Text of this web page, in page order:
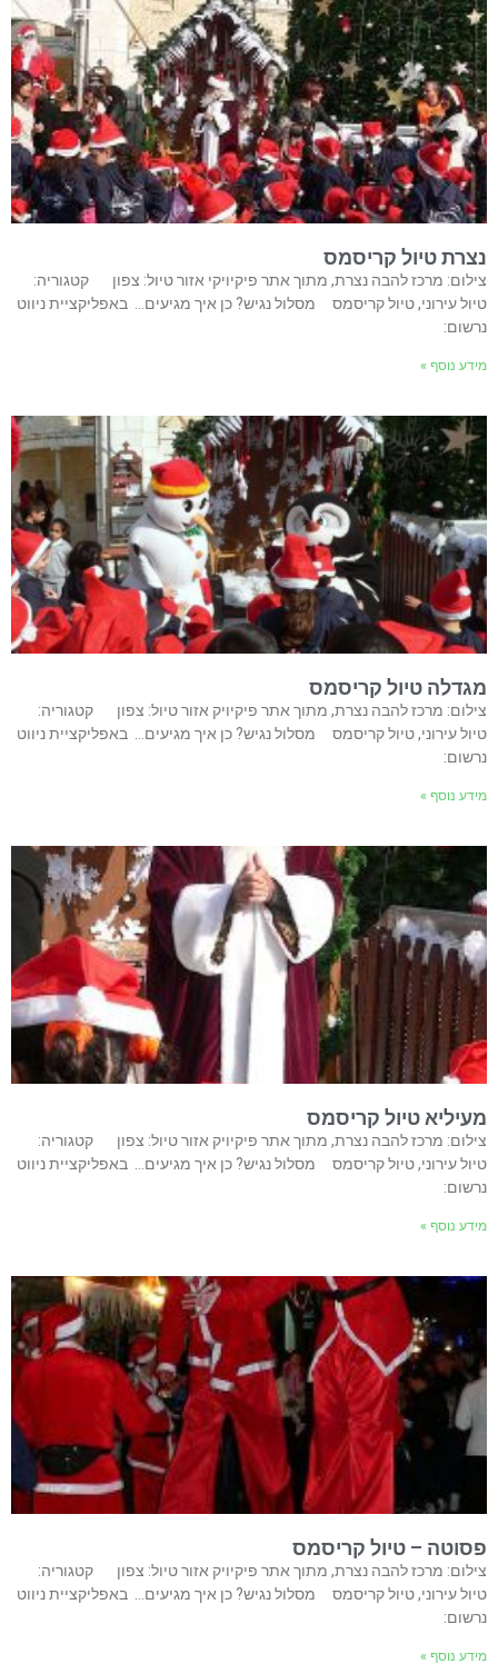
נצרת טיול קריסמס
צילום: מרכז להבה נצרת, מתוך אתר פיקיויקי אזור טיול: צפון קטגוריה:
טיול עירוני, טיול קריסמס מסלול נגיש? כן איך מגיעים… באפליקציית ניווט
נרשום:
מידע נוסף »
מגדלה טיול קריסמס
צילום: מרכז להבה נצרת, מתוך אתר פיקיויק אזור טיול: צפון קטגוריה:
טיול עירוני, טיול קריסמס מסלול נגיש? כן איך מגיעים… באפליקציית ניווט
נרשום:
מידע נוסף »
מעיליא טיול קריסמס
צילום: מרכז להבה נצרת, מתוך אתר פיקיויק אזור טיול: צפון קטגוריה:
טיול עירוני, טיול קריסמס מסלול נגיש? כן איך מגיעים… באפליקציית ניווט
נרשום:
מידע נוסף »
פסוטה – טיול קריסמס
צילום: מרכז להבה נצרת, מתוך אתר פיקיויק אזור טיול: צפון קטגוריה:
טיול עירוני, טיול קריסמס מסלול נגיש? כן איך מגיעים… באפליקציית ניווט
נרשום:
מידע נוסף »